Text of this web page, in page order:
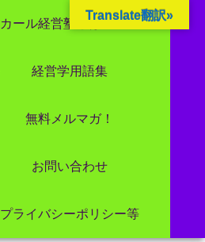
カール経営塾とは 大前研一氏にビジネス教育界最強講師陣として選ばれました
経営学用語集
無料メルマガ！
お問い合わせ
プライバシーポリシー等
Translate翻訳»